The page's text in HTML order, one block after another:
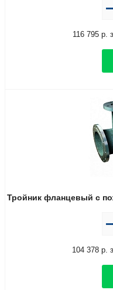
116 795 р.
Тройник фланцевый с
104 378 р.